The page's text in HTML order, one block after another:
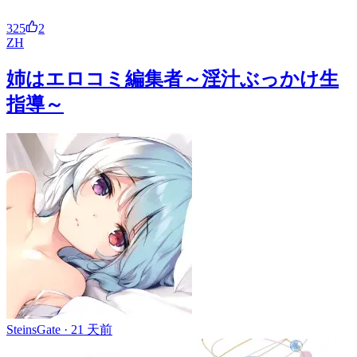
325
2
ZH
姉はエロコミ編集者～淫汁ぶっかけ生
指導～
SteinsGate · 21 天前